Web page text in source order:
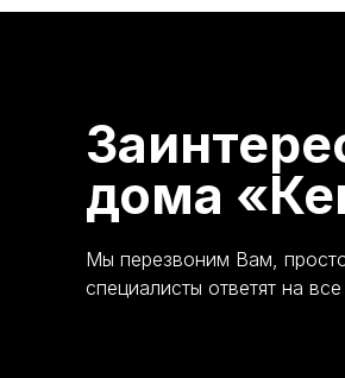
дома
Мы перезвоним Вам,
специалисты ответят на